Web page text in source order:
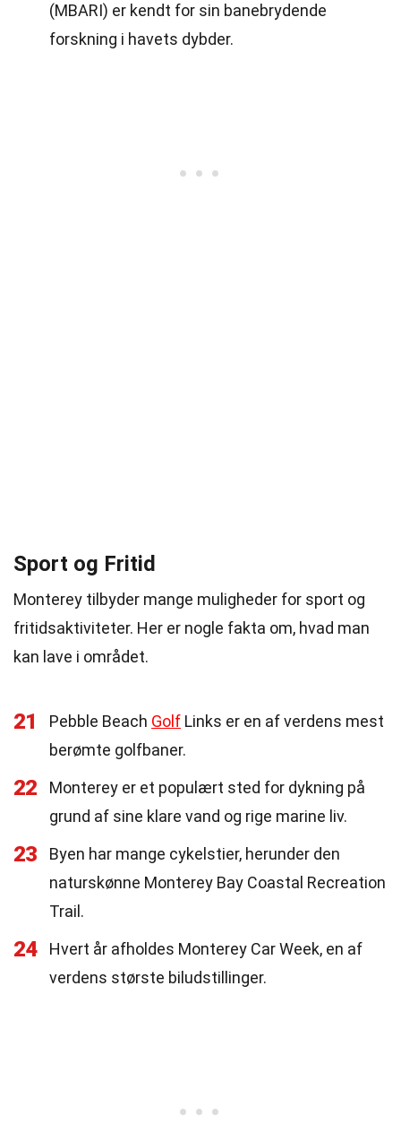
(MBARI) er kendt for sin banebrydende
forskning i havets dybder.
Sport og Fritid
Monterey tilbyder mange muligheder for sport og
fritidsaktiviteter. Her er nogle fakta om, hvad man
kan lave i området.
21 Pebble Beach Golf Links er en af verdens mest
berømte golfbaner.
22
Monterey er et populært sted for dykning på
grund af sine klare vand og rige marine liv.
23
Byen har mange cykelstier, herunder den
naturskønne Monterey Bay Coastal Recreation
Trail.
24
Hvert år afholdes Monterey Car Week, en af
verdens største biludstillinger.